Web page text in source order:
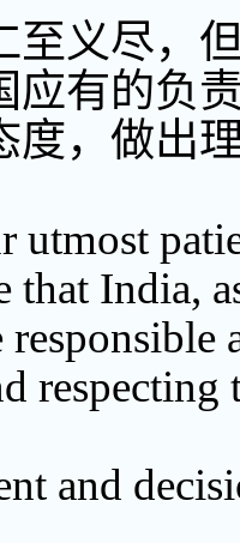
至义尽，
应有的负
度，做出
utmost
that India,
responsible
respecting
and